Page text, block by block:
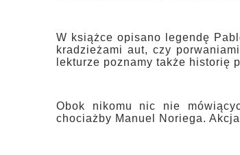
W książce opisano legendę
kradzieżami aut, czy
lekturze poznamy także historię
Obok nikomu nic nie
chociażby Manuel Noriega.